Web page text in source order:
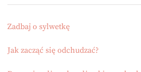
Zadbaj o sylwetkę
Jak zacząć się odchudzać?